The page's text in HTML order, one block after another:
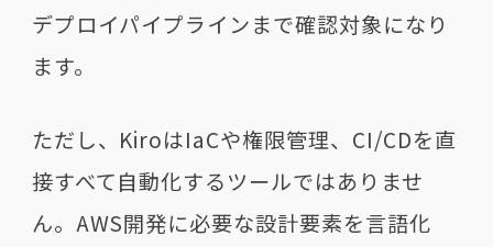
デプロイパイプラインまで確認対象になり
ます。
ただし、KiroはIaCや権限管理、CI/CDを直
接すべて自動化するツールではありませ
ん。AWS開発に必要な設計要素を言語化